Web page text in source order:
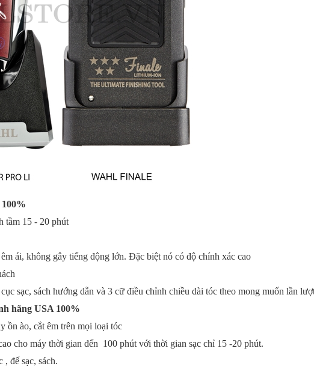
tầm 15 - 20 phút
ái, không gây tiếng động lớn. Đặc biệt nó có độ chính xác cao
sạc, sách hướng dẫn và 3 cữ điều chỉnh chiều dài tóc theo mong muốn lần
hãng USA 100%
ồn ào, cắt êm trên mọi loại tóc
cho máy thời gian đến 100 phút với thời gian sạc chỉ 15 -20 phút.
đế sạc, sách.